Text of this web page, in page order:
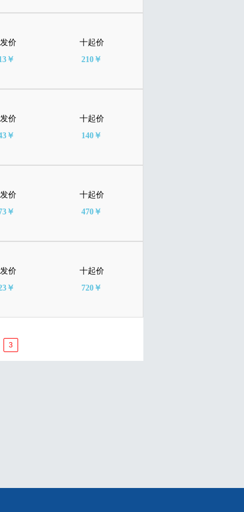
价
十起价
￥
210￥
价
十起价
￥
140￥
价
十起价
￥
470￥
价
十起价
￥
720￥
3